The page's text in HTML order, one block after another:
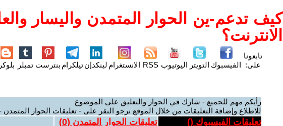
كيف تدعم-ين الحوار المتمدن واليسار
الانترنت؟
تابعونا
على: الفيسبوك التويتر اليوتيوب RSS الانستغرام لينكدإنتيلكرام بنترست تمبلر بلوكر
رأيكم مهم للجميع - شارك في الحوار والتعليق على الموضوع
للاطلاع وإضافة التعليقات من خلال الموقع نرجو النقر على - تعليقات الحوار المتمدن
تعليقات الفيسبوك () تعليقات الحوار المتمدن (0
)